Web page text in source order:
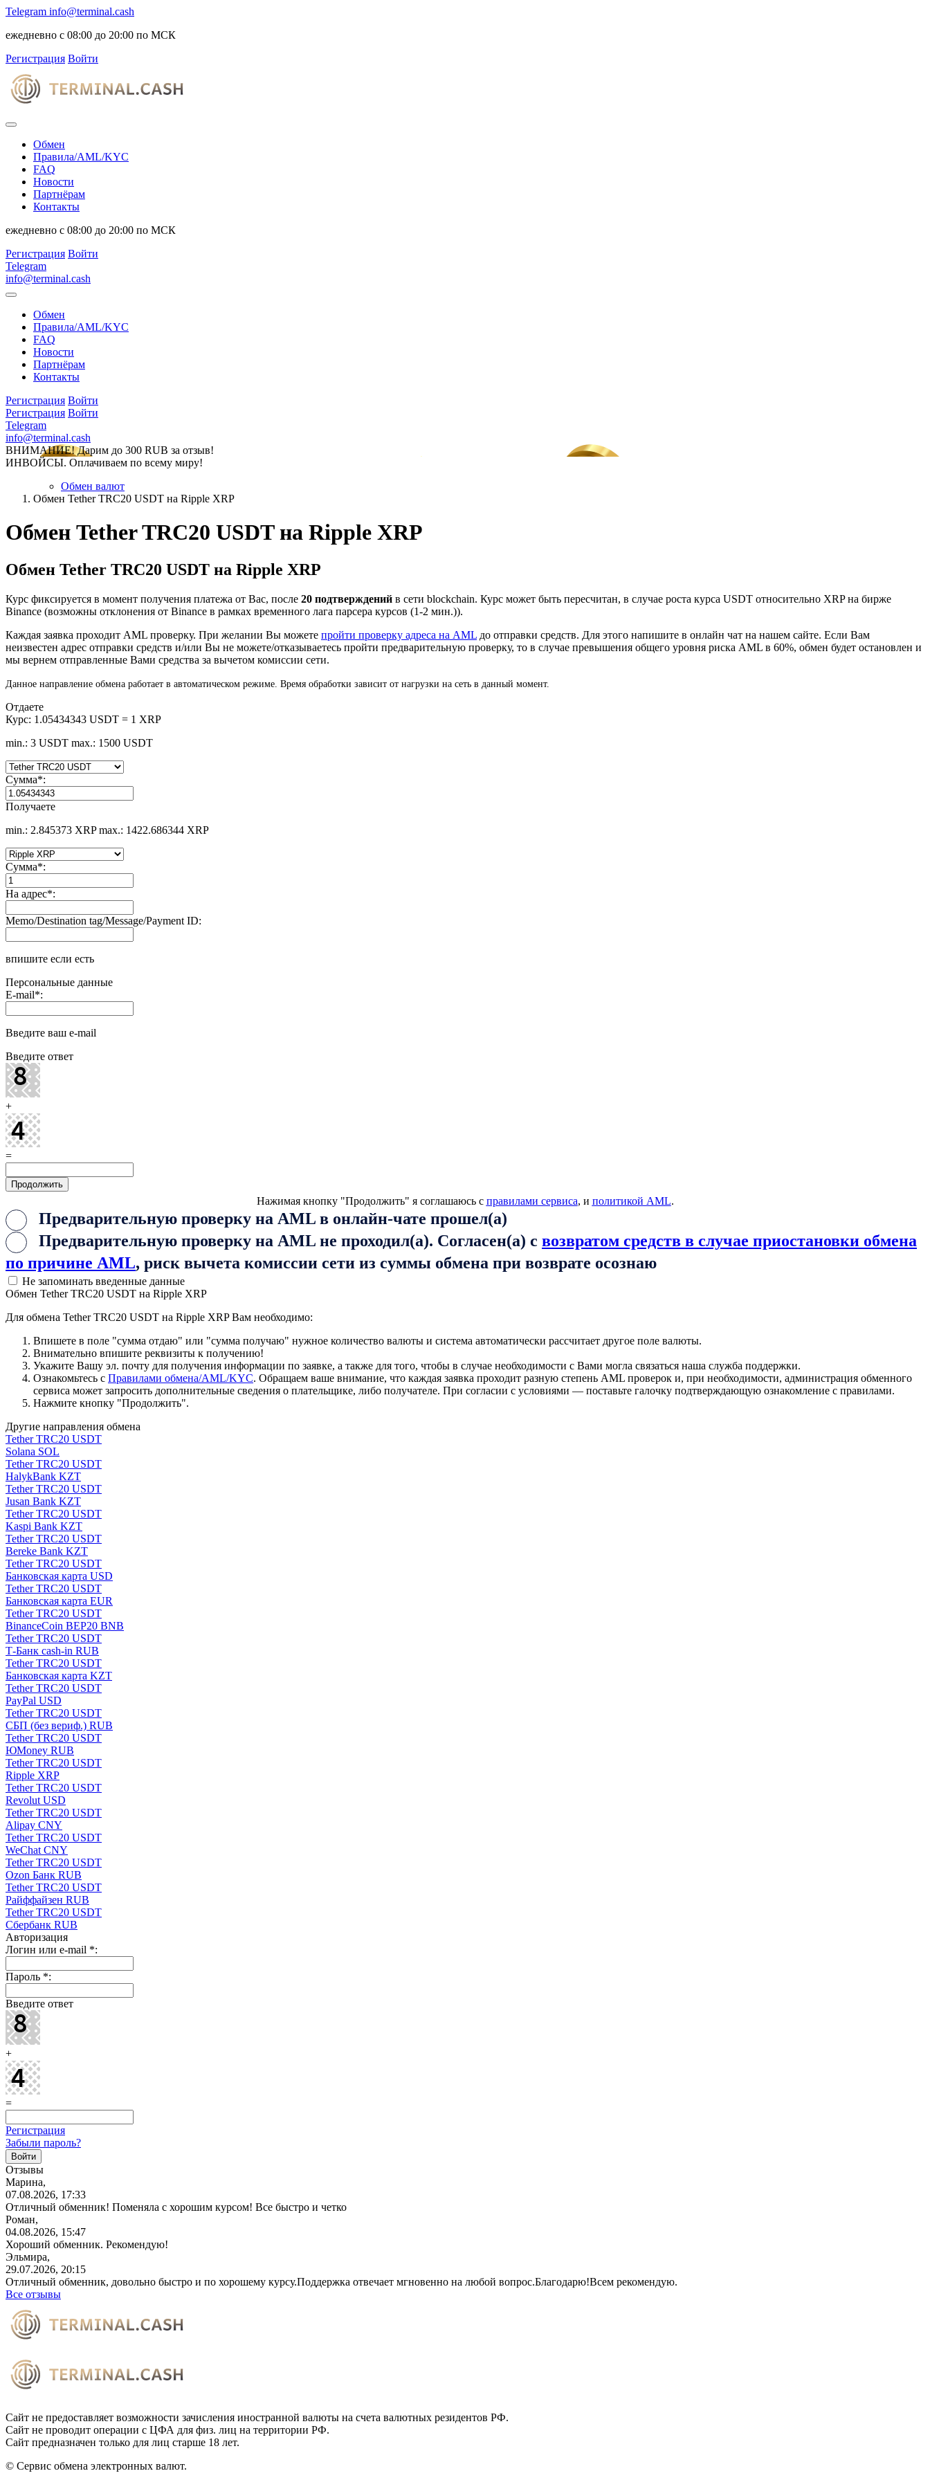
Telegram info@terminal.cash
ежедневно с 08:00 до 20:00 по МСК
Регистрация Войти
Обмен
Правила/AML/KYC
FAQ
Новости
Партнёрам
Контакты
ежедневно с 08:00 до 20:00 по МСК
Регистрация Войти
Telegram
info@terminal.cash
Обмен
Правила/AML/KYC
FAQ
Новости
Партнёрам
Контакты
Регистрация Войти
Регистрация Войти
Telegram
info@terminal.cash
ВНИМАНИЕ! Дарим до 300 RUB за отзыв!
ИНВОЙСЫ. Оплачиваем по всему миру!
Обмен валют
Обмен Tether TRC20 USDT на Ripple XRP
Обмен Tether TRC20 USDT на Ripple XRP
Обмен Tether TRC20 USDT на Ripple XRP
Курс фиксируется в момент получения платежа от Вас, после 20 подтверждений в сети blockchain. Курс может быть пересчитан, в случае роста курса USDT относительно XRP на бирже
Binance (возможны отклонения от Binance в рамках временного лага парсера курсов (1-2 мин.)).
Каждая заявка проходит AML проверку. При желании Вы можете пройти проверку адреса на AML до отправки средств. Для этого напишите в онлайн чат на нашем сайте. Если Вам
неизвестен адрес отправки средств и/или Вы не можете/отказываетесь пройти предварительную проверку, то в случае превышения общего уровня риска AML в 60%, обмен будет остановлен и
мы вернем отправленные Вами средства за вычетом комиссии сети.
Данное направление обмена работает в автоматическом режиме. Время обработки зависит от нагрузки на сеть в данный момент.
Отдаете
Курс: 1.05434343 USDT = 1 XRP
min.: 3 USDT max.: 1500 USDT
Сумма*:
Получаете
min.: 2.845373 XRP max.: 1422.686344 XRP
Сумма*:
На адрес*:
Memo/Destination tag/Message/Payment ID:
впишите если есть
Персональные данные
E-mail*:
Введите ваш e-mail
Введите ответ
+
=
Нажимая кнопку "Продолжить" я соглашаюсь с правилами сервиса, и политикой AML.
Предварительную проверку на AML в онлайн-чате прошел(а)
Предварительную проверку на AML не проходил(а). Согласен(а) с возвратом средств в случае приостановки обмена
по причине AML, риск вычета комиссии сети из суммы обмена при возврате осознаю
Не запоминать введенные данные
Обмен Tether TRC20 USDT на Ripple XRP
Для обмена Tether TRC20 USDT на Ripple XRP Вам необходимо:
Впишете в поле "сумма отдаю" или "сумма получаю" нужное количество валюты и система автоматически рассчитает другое поле валюты.
Внимательно впишите реквизиты к получению!
Укажите Вашу эл. почту для получения информации по заявке, а также для того, чтобы в случае необходимости с Вами могла связаться наша служба поддержки.
Ознакомьтесь с Правилами обмена/AML/KYC. Обращаем ваше внимание, что каждая заявка проходит разную степень AML проверок и, при необходимости, администрация обменного
сервиса может запросить дополнительные сведения о плательщике, либо получателе. При согласии с условиями — поставьте галочку подтверждающую ознакомление с правилами.
Нажмите кнопку "Продолжить".
Другие направления обмена
Tether TRC20 USDT
Solana SOL
Tether TRC20 USDT
HalykBank KZT
Tether TRC20 USDT
Jusan Bank KZT
Tether TRC20 USDT
Kaspi Bank KZT
Tether TRC20 USDT
Bereke Bank KZT
Tether TRC20 USDT
Банковская карта USD
Tether TRC20 USDT
Банковская карта EUR
Tether TRC20 USDT
BinanceCoin BEP20 BNB
Tether TRC20 USDT
Т-Банк cash-in RUB
Tether TRC20 USDT
Банковская карта KZT
Tether TRC20 USDT
PayPal USD
Tether TRC20 USDT
СБП (без вериф.) RUB
Tether TRC20 USDT
ЮMoney RUB
Tether TRC20 USDT
Ripple XRP
Tether TRC20 USDT
Revolut USD
Tether TRC20 USDT
Alipay CNY
Tether TRC20 USDT
WeChat CNY
Tether TRC20 USDT
Ozon Банк RUB
Tether TRC20 USDT
Райффайзен RUB
Tether TRC20 USDT
Сбербанк RUB
Авторизация
Логин или e-mail *:
Пароль *:
Введите ответ
+
=
Регистрация
Забыли пароль?
Отзывы
Марина,
07.08.2026, 17:33
Отличный обменник! Поменяла с хорошим курсом! Все быстро и четко
Роман,
04.08.2026, 15:47
Хороший обменник. Рекомендую!
Эльмира,
29.07.2026, 20:15
Отличный обменник, довольно быстро и по хорошему курсу.Поддержка отвечает мгновенно на любой вопрос.Благодарю!Всем рекомендую.
Все отзывы
Сайт не предоставляет возможности зачисления иностранной валюты на счета валютных резидентов РФ.
Сайт не проводит операции с ЦФА для физ. лиц на территории РФ.
Сайт предназначен только для лиц старше 18 лет.
© Сервис обмена электронных валют.